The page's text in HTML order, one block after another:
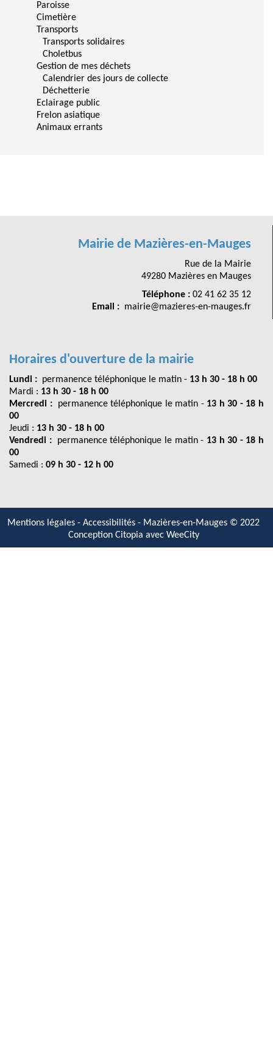
Paroisse
Cimetière
Transports
Transports solidaires
Choletbus
Gestion de mes déchets
Calendrier des jours de collecte
Déchetterie
Eclairage public
Frelon asiatique
Animaux errants
Mairie de Mazières-en-Mauges
Rue de la Mairie
49280 Mazières en Mauges
Téléphone : 02 41 62 35 12
Email : mairie@mazieres-en-mauges.fr
Horaires d'ouverture de la mairie
Lundi : permanence téléphonique le matin - 13 h 30 - 18 h 00
Mardi : 13 h 30 - 18 h 00
Mercredi : permanence téléphonique le matin - 13 h 30 - 18 h
00
Jeudi : 13 h 30 - 18 h 00
Vendredi : permanence téléphonique le matin - 13 h 30 - 18 h
00
Samedi : 09 h 30 - 12 h 00
Mentions légales - Accessibilités - Mazières-en-Mauges © 2022
Conception Citopia avec WeeCity